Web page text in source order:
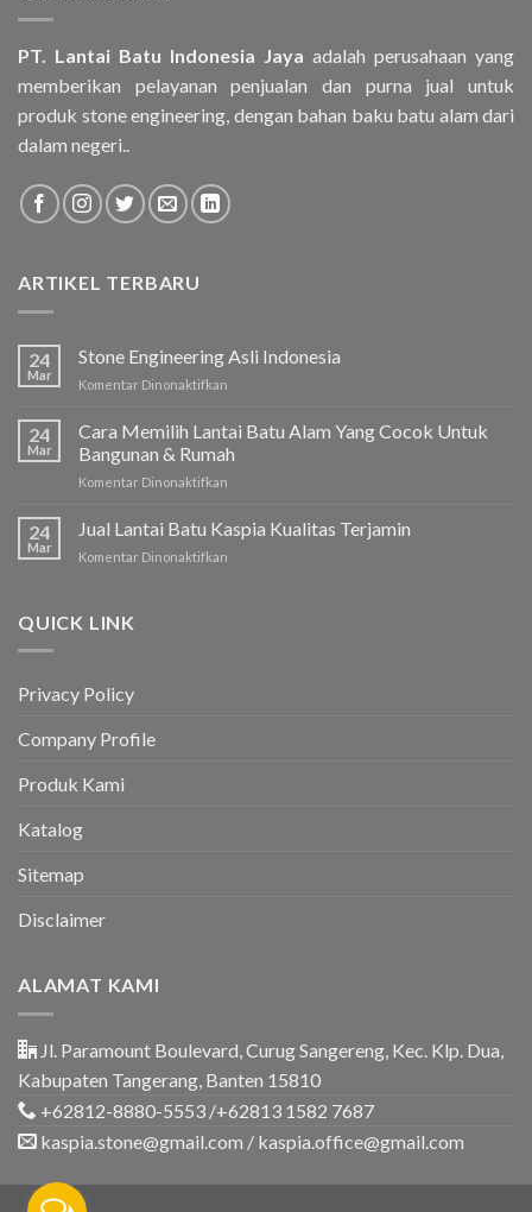
PT. Lantai Batu Indonesia Jaya adalah perusahaan yang
memberikan pelayanan penjualan dan purna jual untuk
produk stone engineering, dengan bahan baku batu alam dari
dalam negeri..
ARTIKEL TERBARU
24
Mar
Stone Engineering Asli Indonesia
Komentar Dinonaktifkan
Engineering
Indonesia
24
Mar
Cara Memilih Lantai Batu Alam Yang Cocok Untuk
Bangunan & Rumah
Komentar Dinonaktifkan
Memilih
Lantai
24
Mar
Jual Lantai Batu Kaspia Kualitas Terjamin
Komentar Dinonaktifkan
QUICK LINK
Privacy Policy
Company Profile
Produk Kami
Katalog
Sitemap
Disclaimer
ALAMAT KAMI
Jl. Paramount Boulevard, Curug Sangereng, Kec. Klp. Dua,
Kabupaten Tangerang, Banten 15810
+62812-8880-5553 /+62813 1582 7687
kaspia.stone@gmail.com / kaspia.office@gmail.com